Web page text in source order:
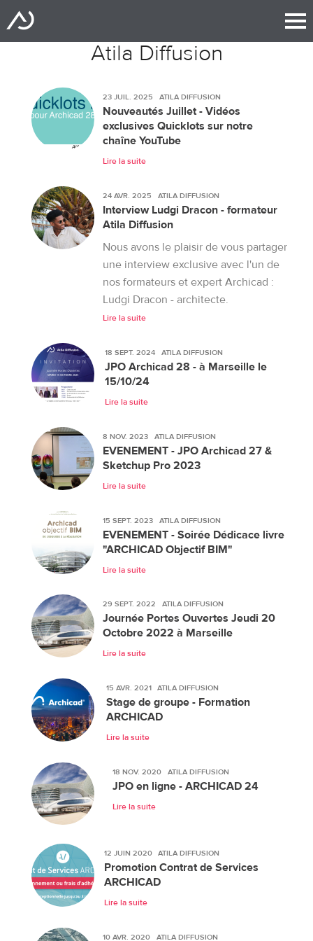
Atila Diffusion
23 JUIL. 2025 ATILA DIFFUSION
Nouveautés Juillet - Vidéos
exclusives Quicklots sur notre
chaîne YouTube
Lire la suite
24 AVR. 2025 ATILA DIFFUSION
Interview Ludgi Dracon - formateur
Atila Diffusion
Nous avons le plaisir de vous partager
une interview exclusive avec l'un de
nos formateurs et expert Archicad :
Ludgi Dracon - architecte.
Lire la suite
18 SEPT. 2024 ATILA DIFFUSION
JPO Archicad 28 - à Marseille le
15/10/24
Lire la suite
8 NOV. 2023 ATILA DIFFUSION
EVENEMENT - JPO Archicad 27 &
Sketchup Pro 2023
Lire la suite
15 SEPT. 2023 ATILA DIFFUSION
EVENEMENT - Soirée Dédicace livre
"ARCHICAD Objectif BIM"
Lire la suite
29 SEPT. 2022 ATILA DIFFUSION
Journée Portes Ouvertes Jeudi 20
Octobre 2022 à Marseille
Lire la suite
15 AVR. 2021 ATILA DIFFUSION
Stage de groupe - Formation
ARCHICAD
Lire la suite
18 NOV. 2020 ATILA DIFFUSION
JPO en ligne - ARCHICAD 24
Lire la suite
12 JUIN 2020 ATILA DIFFUSION
Promotion Contrat de Services
ARCHICAD
Lire la suite
10 AVR. 2020 ATILA DIFFUSION